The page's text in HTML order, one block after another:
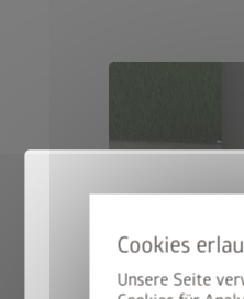
Unsere Seite